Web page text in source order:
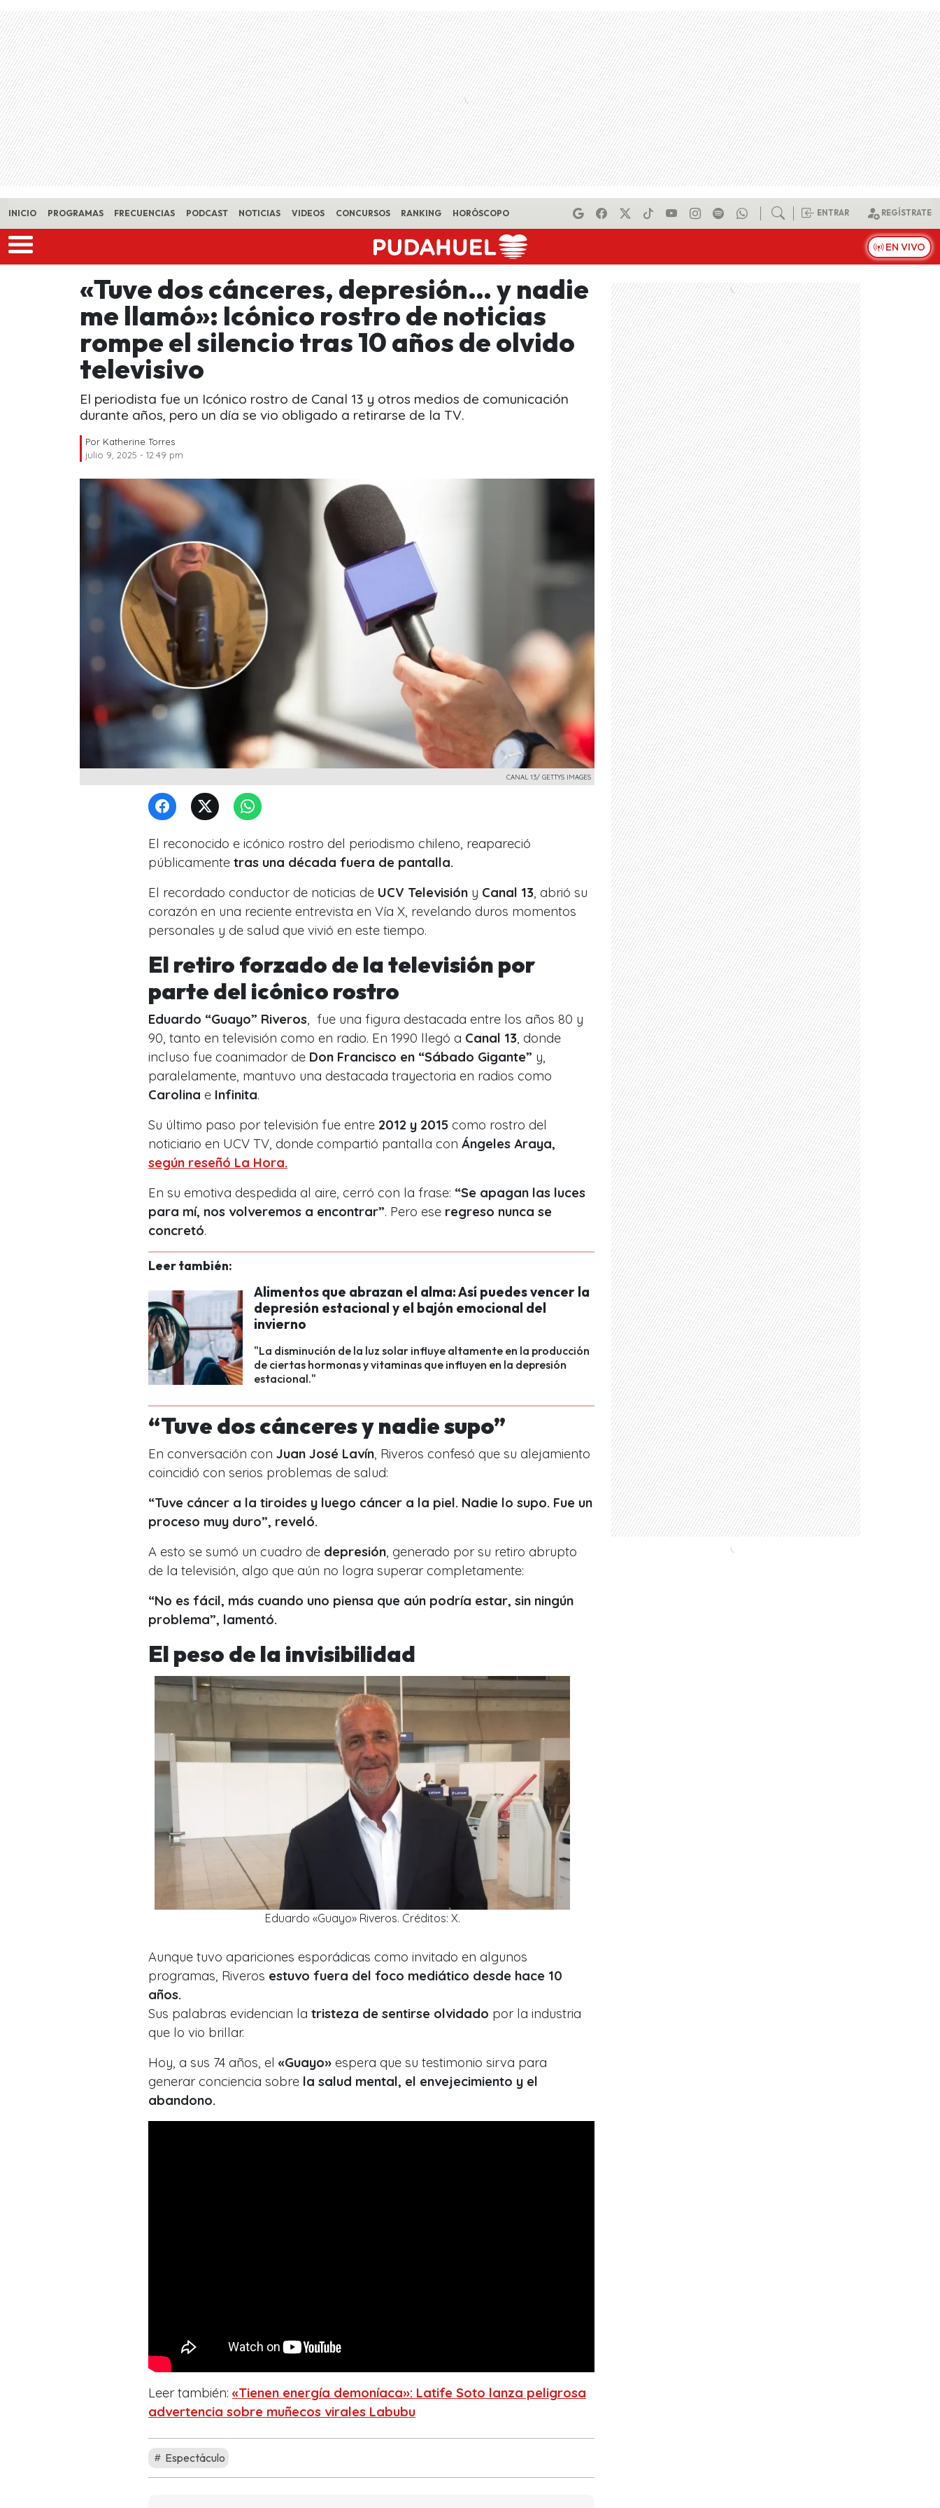
Skip to main content
INICIO PROGRAMAS FRECUENCIAS PODCAST NOTICIAS VIDEOS CONCURSOS RANKING HORÓSCOPO ENTRAR REGÍSTRATE
EN VIVO
«Tuve dos cánceres, depresión… y nadie
me llamó»: Icónico rostro de noticias
rompe el silencio tras 10 años de olvido
televisivo
El periodista fue un Icónico rostro de Canal 13 y otros medios de comunicación
durante años, pero un día se vio obligado a retirarse de la TV.
Por Katherine Torres
julio 9, 2025 - 12:49 pm
CANAL 13/ GETTYS IMAGES
El reconocido e icónico rostro del periodismo chileno, reapareció
públicamente tras una década fuera de pantalla.
El recordado conductor de noticias de UCV Televisión y Canal 13 , abrió su
corazón en una reciente entrevista en Vía X, revelando duros momentos
personales y de salud que vivió en este tiempo.
El retiro forzado de la televisión por
parte del icónico rostro
Eduardo “Guayo” Riveros , fue una figura destacada entre los años 80 y
90, tanto en televisión como en radio. En 1990 llegó a Canal 13 , donde
incluso fue coanimador de Don Francisco en “Sábado Gigante” y,
paralelamente, mantuvo una destacada trayectoria en radios como
Carolina e Infinita.
Su último paso por televisión fue entre 2012 y 2015 como rostro del
noticiario en UCV TV, donde compartió pantalla con Ángeles Araya,
según reseñó La Hora.
En su emotiva despedida al aire, cerró con la frase: “Se apagan las luces
para mí, nos volveremos a encontrar”. Pero ese regreso nunca se
concretó.
Leer también:
Alimentos que abrazan el alma: Así puedes vencer la
depresión estacional y el bajón emocional del
invierno
"La disminución de la luz solar influye altamente en la producción
de ciertas hormonas y vitaminas que influyen en la depresión
estacional."
“Tuve dos cánceres y nadie supo”
En conversación con Juan José Lavín , Riveros confesó que su alejamiento
coincidió con serios problemas de salud:
“Tuve cáncer a la tiroides y luego cáncer a la piel. Nadie lo supo. Fue un
proceso muy duro”, reveló.
A esto se sumó un cuadro de depresión , generado por su retiro abrupto
de la televisión, algo que aún no logra superar completamente:
“No es fácil, más cuando uno piensa que aún podría estar, sin ningún
problema”, lamentó.
El peso de la invisibilidad
Eduardo «Guayo» Riveros. Créditos: X.
Aunque tuvo apariciones esporádicas como invitado en algunos
programas, Riveros estuvo fuera del foco mediático desde hace 10
años.
Sus palabras evidencian la tristeza de sentirse olvidado por la industria
que lo vio brillar.
Hoy, a sus 74 años, el «Guayo» espera que su testimonio sirva para
generar conciencia sobre la salud mental, el envejecimiento y el
abandono.
Leer también: «Tienen energía demoníaca»: Latife Soto lanza peligrosa
advertencia sobre muñecos virales Labubu
Espectáculo